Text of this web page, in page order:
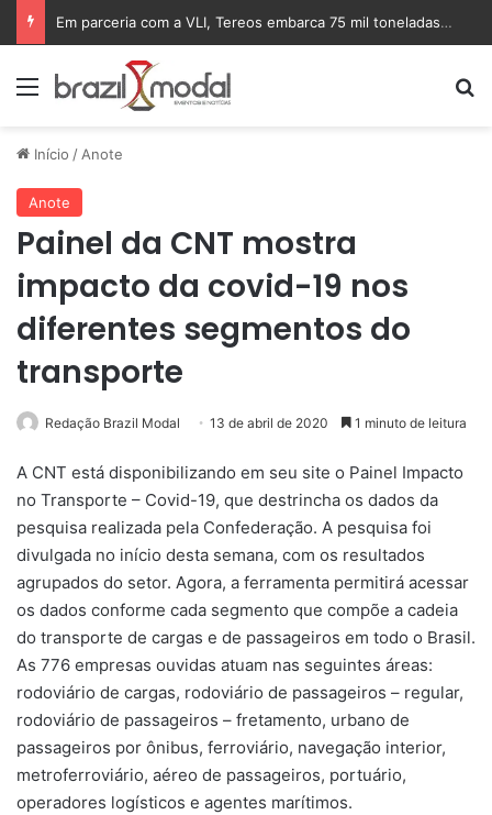
Em parceria com a VLI, Tereos embarca 75 mil toneladas de açúcar VHP para a China
Menu
Início /Anote
Anote
Painel da CNT mostra
impacto da covid-19 nos
diferentes segmentos do
transporte
Redação Brazil Modal 13 de abril de 2020 1 minuto de leitura
A CNT está disponibilizando em seu site o Painel Impacto
no Transporte – Covid-19, que destrincha os dados da
pesquisa realizada pela Confederação. A pesquisa foi
divulgada no início desta semana, com os resultados
agrupados do setor. Agora, a ferramenta permitirá acessar
os dados conforme cada segmento que compõe a cadeia
do transporte de cargas e de passageiros em todo o Brasil.
As 776 empresas ouvidas atuam nas seguintes áreas:
rodoviário de cargas, rodoviário de passageiros – regular,
rodoviário de passageiros – fretamento, urbano de
passageiros por ônibus, ferroviário, navegação interior,
metroferroviário, aéreo de passageiros, portuário,
operadores logísticos e agentes marítimos.